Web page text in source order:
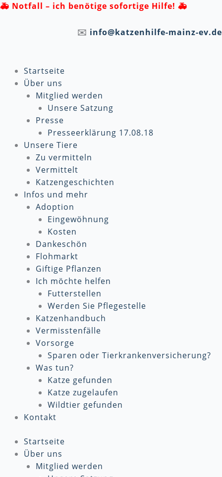
Zum
🚑 Notfall – ich benötige sofortige Hilfe! 🚑
✉️ info@katzenhilfe-mainz-ev.de
Startseite
Über uns
Mitglied werden
Unsere Satzung
Presse
Presseerklärung 17.08.18
Unsere Tiere
Zu vermitteln
Vermittelt
Katzengeschichten
Infos und mehr
Adoption
Eingewöhnung
Kosten
Dankeschön
Flohmarkt
Giftige Pflanzen
Ich möchte helfen
Futterstellen
Werden Sie Pflegestelle
Katzenhandbuch
Vermisstenfälle
Vorsorge
Sparen oder Tierkrankenversicherung?
Was tun?
Katze gefunden
Katze zugelaufen
Wildtier gefunden
Kontakt
Startseite
Über uns
Mitglied werden